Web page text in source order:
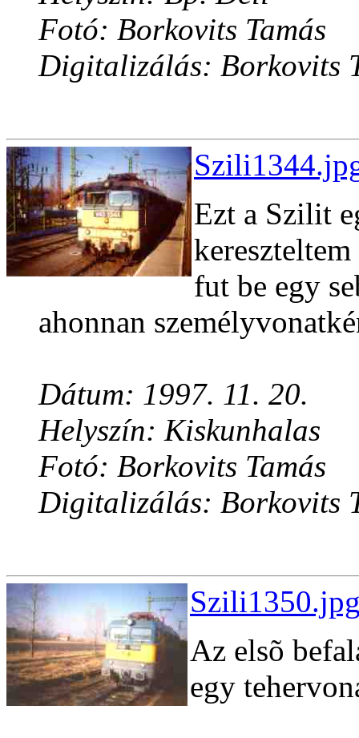
Fotó: Borkovits Tamás
Digitalizálás: Borkovits
Ezt a Szilit
fut be egy
ahonnan
Dátum: 1997. 11. 20.
Helyszín: Kiskunhalas
Fotó: Borkovits Tamás
Digitalizálás: Borkovits
Az elsõ
egy